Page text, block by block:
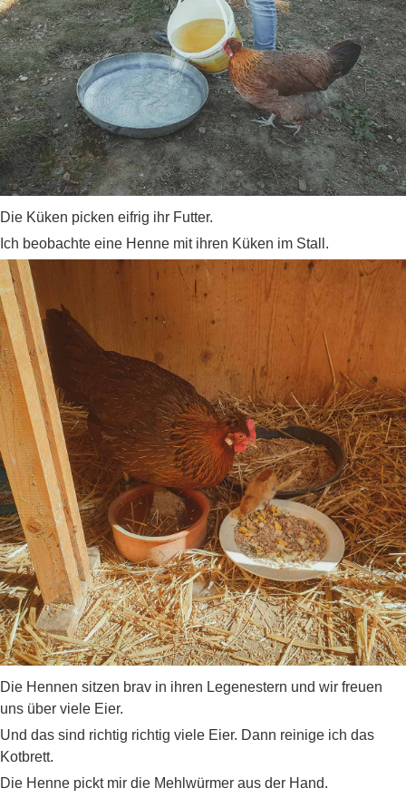
Die Küken picken eifrig ihr Futter.
Ich beobachte eine Henne mit ihren Küken im Stall.
Die Hennen sitzen brav in ihren Legenestern und wir freuen
uns über viele Eier.
Und das sind richtig richtig viele Eier. Dann reinige ich das
Kotbrett.
Die Henne pickt mir die Mehlwürmer aus der Hand.